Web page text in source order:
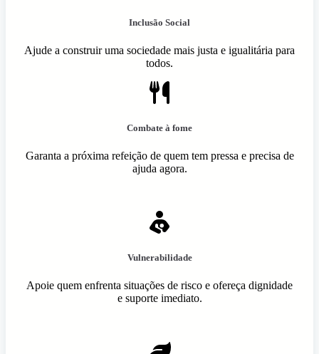
Inclusão Social
Ajude a construir uma sociedade mais justa e igualitária para
todos.
Combate à fome
Garanta a próxima refeição de quem tem pressa e precisa de
ajuda agora.
Vulnerabilidade
Apoie quem enfrenta situações de risco e ofereça dignidade
e suporte imediato.